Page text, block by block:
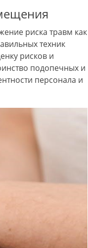
риска травм как
техник
рисков и
подопечных и
персонала и